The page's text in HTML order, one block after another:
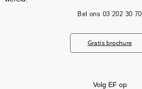
Bel ons 03 202 30 70
Gratis brochure
Volg EF op